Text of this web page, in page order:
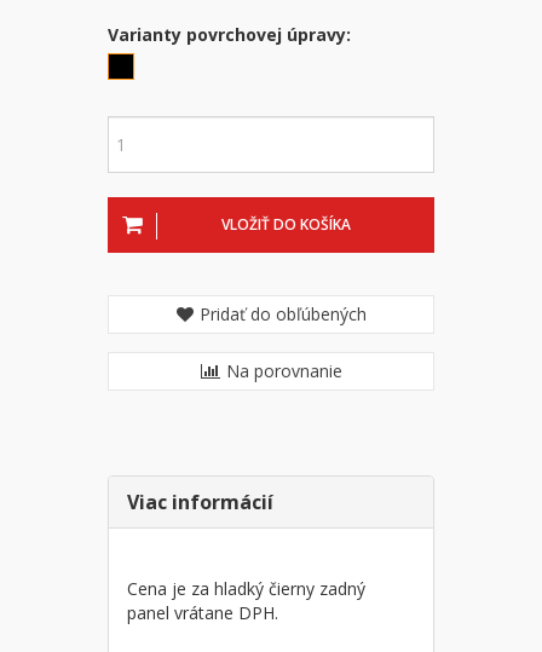
Varianty povrchovej úpravy:
VLOŽIŤ DO KOŠÍKA
Pridať do obľúbených
Na porovnanie
Viac informácií
Cena je za hladký čierny zadný
panel vrátane DPH.